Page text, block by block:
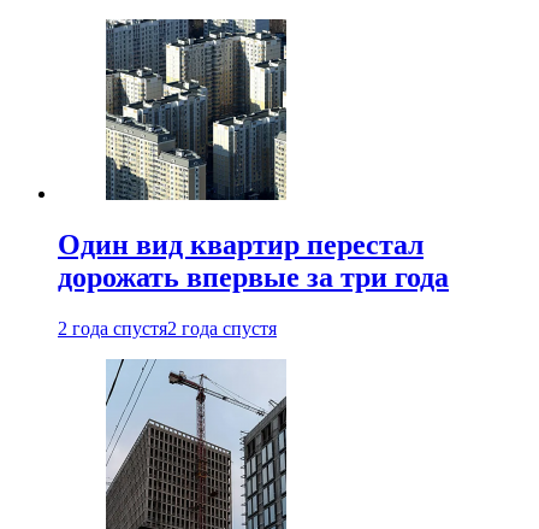
Один вид квартир перестал
дорожать впервые за три года
2 года спустя2 года спустя